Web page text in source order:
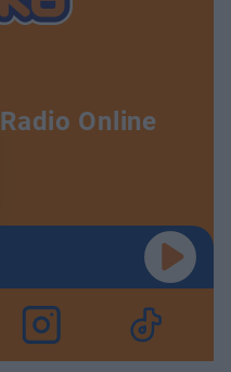
Radio Online